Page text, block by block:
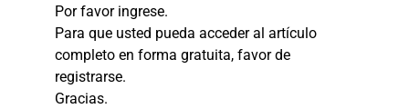
Por favor ingrese.
Para que usted pueda acceder al artículo
completo en forma gratuita, favor de
registrarse.
Gracias.